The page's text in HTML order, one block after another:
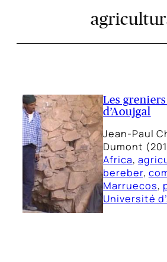
Les
d’Aoujgal
Jean-Paul
Dumont
Africa,
bereber,
Marruecos,
Université